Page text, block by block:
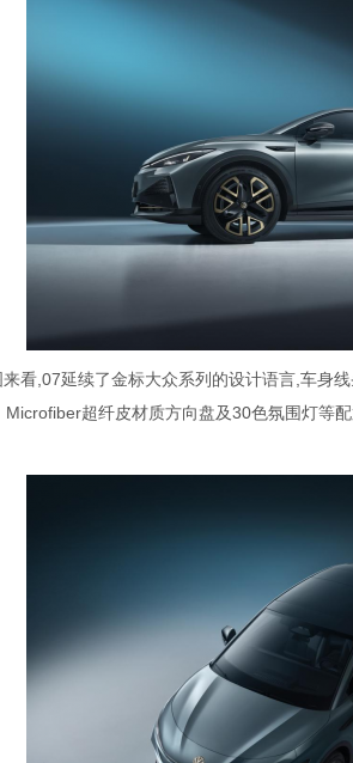
,07延续了金标大众系列的设计语言,车身
超纤皮材质方向盘及30色氛围灯等